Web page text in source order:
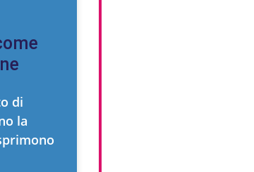
di
la